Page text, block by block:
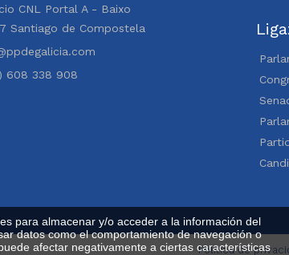
CNL Portal A - Baixo
Santiago de Compostela
608 338 908
Política de
para almacenar y/o acceder a la información del
datos como el comportamiento de navegación o
afectar negativamente a ciertas características